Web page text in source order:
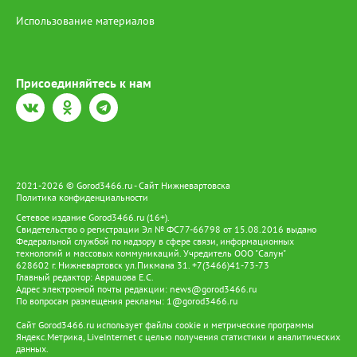
Использование материалов
Присоединяйтесь к нам
2021-2026 © Gorod3466.ru - Сайт Нижневартовска
Политика конфиденциальности
Сетевое издание Gorod3466.ru (16+).
Свидетельство о регистрации Эл № ФС77-66798 от 15.08.2016 выдано
Федеральной службой по надзору в сфере связи, информационных
технологий и массовых коммуникаций. Учредитель ООО "Салун"
628602 г. Нижневартовск ул.Пикмана 31. +7(3466)41-73-73
Главный редактор: Аврашова Е.С.
Адрес электронной почты редакции: news@gorod3466.ru
По вопросам размещения рекламы: 1@gorod3466.ru
Сайт Gorod3466.ru использует файлы cookie и метрические программы
Яндекс.Метрика, LiveInternet с целью получения статистики и аналитических
данных.